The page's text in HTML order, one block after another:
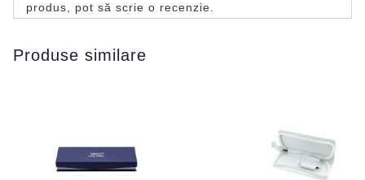
produs, pot să scrie o recenzie.
Produse similare